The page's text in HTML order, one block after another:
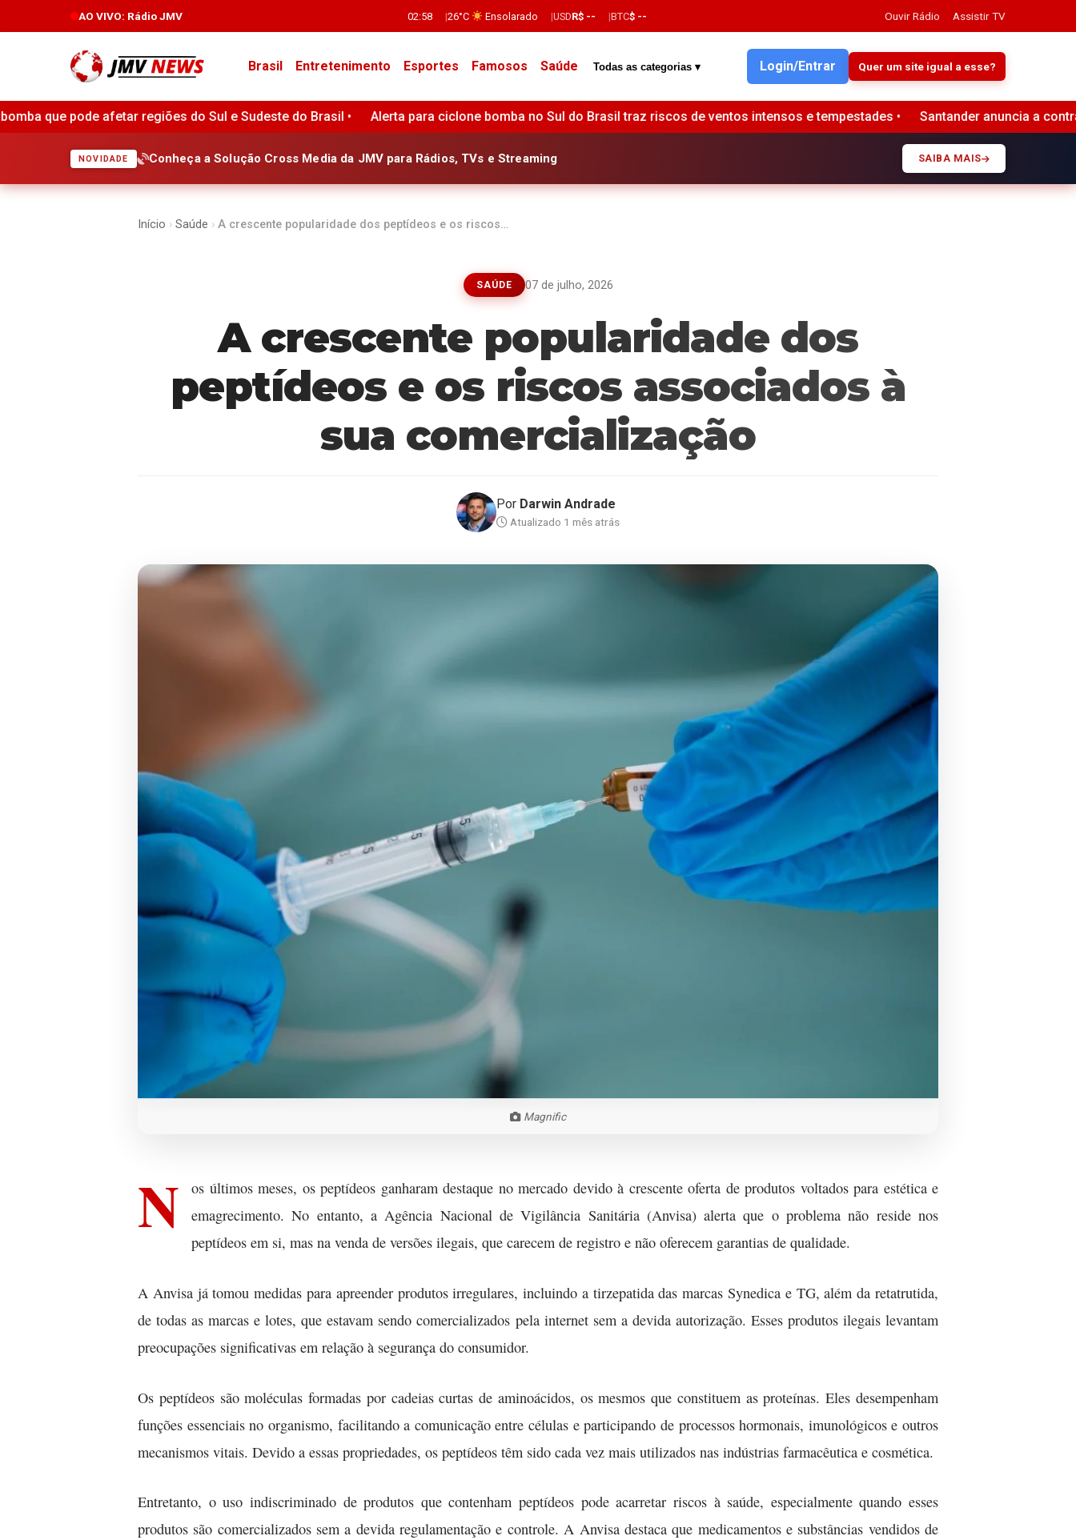
AO VIVO: Rádio JMV 02:58 26°C Ensolarado USDR$ -- BTC$ -- Ouvir Rádio Assistir TV
Brasil Entretenimento Esportes Famosos Saúde Todas as categorias ▾ Login/Entrar Quer um site igual a esse?
do Sul e Sudeste do Brasil • Alerta para ciclone bomba no Sul do Brasil traz riscos de ventos intensos e tempestades • Santander anuncia a contratação de Daniel Bassan
NOVIDADE Conheça a Solução Cross Media da JMV para Rádios, TVs e Streaming SAIBA MAIS
Início › Saúde › A crescente popularidade dos peptídeos e os riscos…
SAÚDE 07 de julho, 2026
A crescente popularidade dos
peptídeos e os riscos associados à
sua comercialização
Por Darwin Andrade
Atualizado 1 mês atrás
Magnific
N
os últimos meses, os peptídeos ganharam destaque no mercado devido à crescente oferta de produtos voltados para estética e
emagrecimento. No entanto, a Agência Nacional de Vigilância Sanitária (Anvisa) alerta que o problema não reside nos
peptídeos em si, mas na venda de versões ilegais, que carecem de registro e não oferecem garantias de qualidade.
A Anvisa já tomou medidas para apreender produtos irregulares, incluindo a tirzepatida das marcas Synedica e TG, além da retatrutida,
de todas as marcas e lotes, que estavam sendo comercializados pela internet sem a devida autorização. Esses produtos ilegais levantam
preocupações significativas em relação à segurança do consumidor.
Os peptídeos são moléculas formadas por cadeias curtas de aminoácidos, os mesmos que constituem as proteínas. Eles desempenham
funções essenciais no organismo, facilitando a comunicação entre células e participando de processos hormonais, imunológicos e outros
mecanismos vitais. Devido a essas propriedades, os peptídeos têm sido cada vez mais utilizados nas indústrias farmacêutica e cosmética.
Entretanto, o uso indiscriminado de produtos que contenham peptídeos pode acarretar riscos à saúde, especialmente quando esses
produtos são comercializados sem a devida regulamentação e controle. A Anvisa destaca que medicamentos e substâncias vendidos de